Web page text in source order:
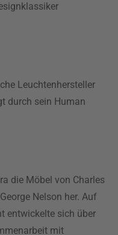
Leuchtenhersteller
durch sein Human
die Möbel von Charles
Nelson her. Auf
entwickelte sich über
mit